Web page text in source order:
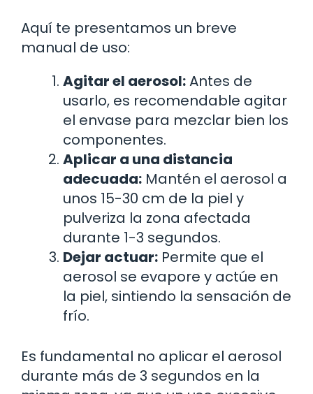
Aquí te presentamos un breve
manual de uso:
Agitar el aerosol:Antes de
usarlo, es recomendable agitar
el envase para mezclar bien los
componentes.
Aplicar a una distancia
adecuada: Mantén el aerosol a
unos 15-30 cm de la piel y
pulveriza la zona afectada
durante 1-3 segundos.
Dejar actuar: Permite que el
aerosol se evapore y actúe en
la piel, sintiendo la sensación de
frío.
Es fundamental no aplicar el aerosol
durante más de 3 segundos en la